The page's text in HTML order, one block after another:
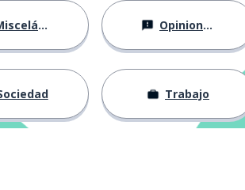
Opiniones
Trabajo